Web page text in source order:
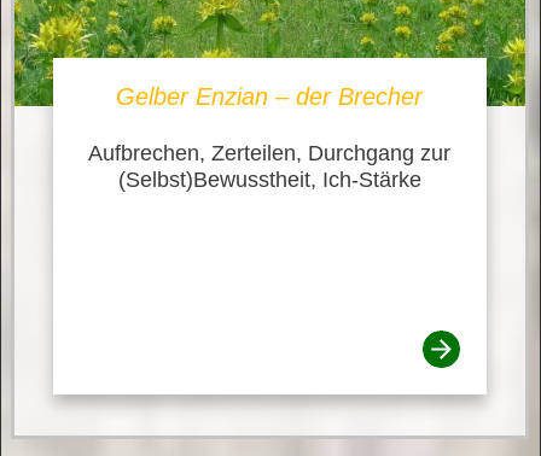
Gelber Enzian – der Brecher
Aufbrechen, Zerteilen, Durchgang zur
(Selbst)Bewusstheit, Ich-Stärke